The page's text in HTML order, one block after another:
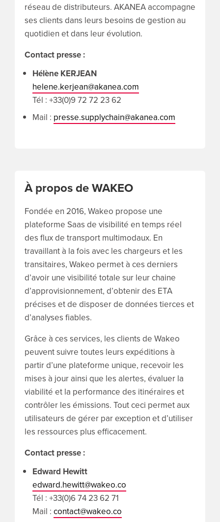
réseau de distributeurs. AKANEA accompagne
ses clients dans leurs besoins de gestion au
quotidien et dans leur évolution.
Contact presse :
Hélène KERJEAN
helene.kerjean@akanea.com
Tél : +33(0)9 72 72 23 62
Mail : presse.supplychain@akanea.com
À propos de WAKEO
Fondée en 2016, Wakeo propose une
plateforme Saas de visibilité en temps réel
des flux de transport multimodaux. En
travaillant à la fois avec les chargeurs et les
transitaires, Wakeo permet à ces derniers
d’avoir une visibilité totale sur leur chaine
d’approvisionnement, d’obtenir des ETA
précises et de disposer de données tierces et
d’analyses fiables.
Grâce à ces services, les clients de Wakeo
peuvent suivre toutes leurs expéditions à
partir d’une plateforme unique, recevoir les
mises à jour ainsi que les alertes, évaluer la
viabilité et la performance des itinéraires et
contrôler les émissions. Tout ceci permet aux
utilisateurs de gérer par exception et d’utiliser
les ressources plus efficacement.
Contact presse :
Edward Hewitt
edward.hewitt@wakeo.co
Tél : +33(0)6 74 23 62 71
Mail : contact@wakeo.co